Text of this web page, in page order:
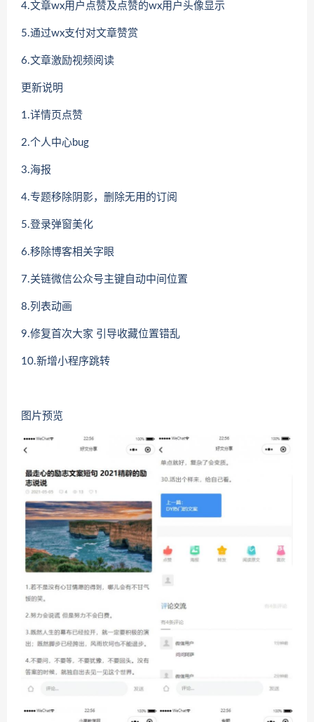
4.文章wx用户点赞及点赞的wx用户头像显示
5.通过wx支付对文章赞赏
6.文章激励视频阅读
更新说明
1.详情页点赞
2.个人中心bug
3.海报
4.专题移除阴影，删除无用的订阅
5.登录弹窗美化
6.移除博客相关字眼
7.关链微信公众号主键自动中间位置
8.列表动画
9.修复首次大家 引导收藏位置错乱
10.新增小程序跳转
图片预览